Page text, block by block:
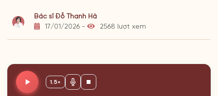
Bác sĩ Đỗ Thanh Hà
17/01/2026 -
2568 lượt xem
1.5×